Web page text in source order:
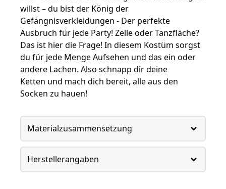
willst – du bist der König der
Gefängnisverkleidungen - Der perfekte
Ausbruch für jede Party! Zelle oder Tanzfläche?
Das ist hier die Frage! In diesem Kostüm sorgst
du für jede Menge Aufsehen und das ein oder
andere Lachen. Also schnapp dir deine
Ketten und mach dich bereit, alle aus den
Socken zu hauen!
Materialzusammensetzung
Herstellerangaben